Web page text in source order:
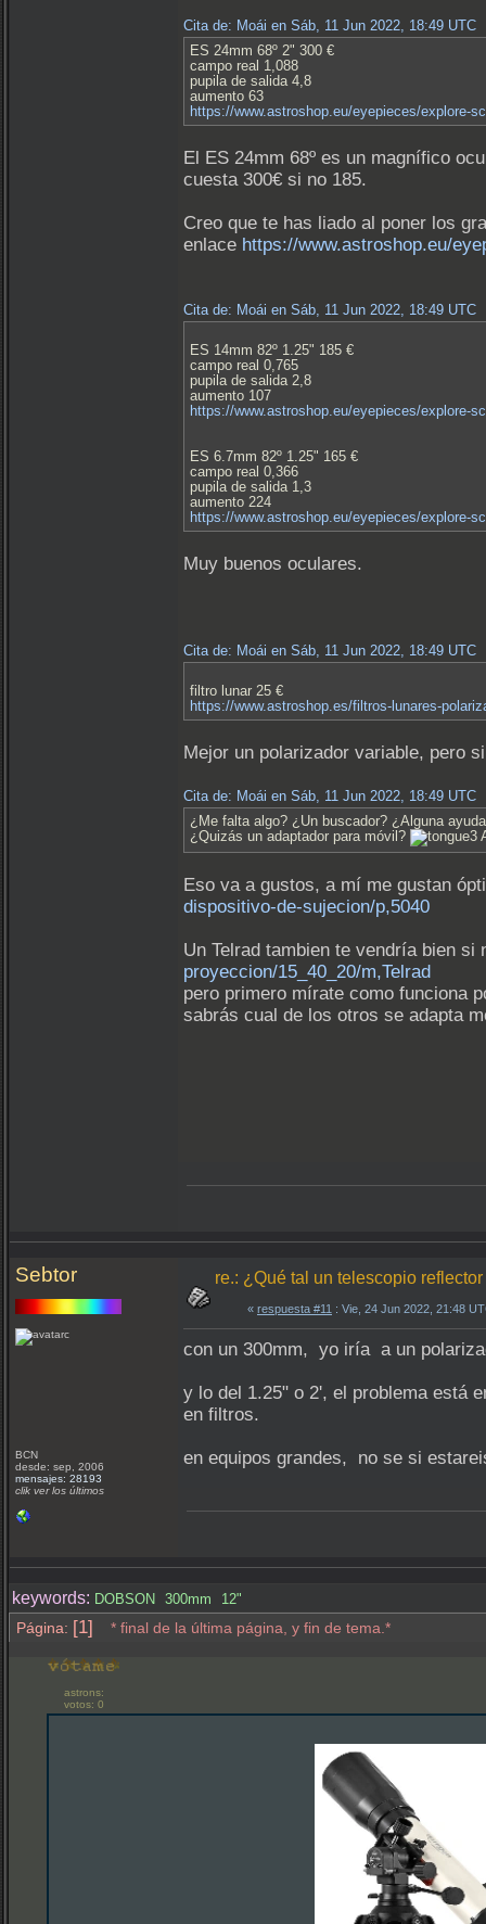
Cita de: Moái en Sáb, 11 Jun 2022, 18:49 UTC
ES 24mm 68º 2" 300 €
campo real 1,088
pupila de salida 4,8
aumento 63
https://www.astroshop.eu/eyepieces/explore-
El ES 24mm 68º es un magnífico
cuesta 300€ si no 185.
Creo que te has liado al poner los
enlace https://www.astroshop.eu/
Cita de: Moái en Sáb, 11 Jun 2022, 18:49 UTC
ES 14mm 82º 1.25" 185 €
campo real 0,765
pupila de salida 2,8
aumento 107
https://www.astroshop.eu/eyepieces/explore-
ES 6.7mm 82º 1.25" 165 €
campo real 0,366
pupila de salida 1,3
aumento 224
https://www.astroshop.eu/eyepieces/explore-
Muy buenos oculares.
Cita de: Moái en Sáb, 11 Jun 2022, 18:49 UTC
filtro lunar 25 €
https://www.astroshop.es/filtros-lunares-
Mejor un polarizador variable, pero
Cita de: Moái en Sáb, 11 Jun 2022, 18:49 UTC
¿Me falta algo? ¿Un buscador? ¿Alguna
¿Quizás un adaptador para móvil?
Eso va a gustos, a mí me gustan
dispositivo-de-sujecion/p,5040
Un Telrad tambien te vendría bien si
proyeccion/15_40_20/m,Telrad
pero primero mírate como funciona
sabrás cual de los otros se adapta
Sebtor
BCN
desde: sep, 2006
mensajes: 28193
clik ver los últimos
re.: ¿Qué tal un telescopio
« respuesta #11 : Vie, 24 Jun 2022, 21:48
con un 300mm, yo iría a un
y lo del 1.25" o 2', el problema está
en filtros.
en equipos grandes, no se si
keywords: DOBSON 300mm 12"
Página: [1] * final de la última página, y fin de tema.*
astrons:
votos: 0